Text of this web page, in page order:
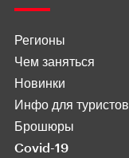
Регионы
Чем заняться
Новинки
Инфо для туристов
Брошюры
Covid-19